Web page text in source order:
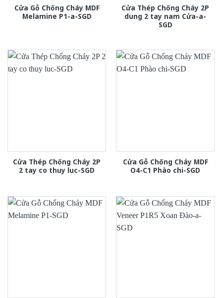
Cửa Gỗ Chống Cháy MDF
Melamine P1-a-SGD
Cửa Thép Chống Cháy 2P
dung 2 tay nam Cửa-a-
SGD
Cửa Thép Chống Cháy 2P
2 tay co thuy luc-SGD
Cửa Gỗ Chống Cháy MDF
O4-C1 Phào chi-SGD